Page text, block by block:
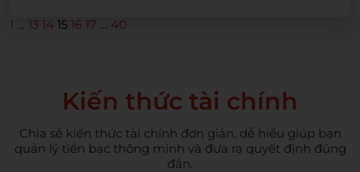
1 … 13 14 15 16 17 … 40
Kiến thức tài chính
Chia sẻ kiến thức tài chính đơn giản, dễ hiểu giúp bạn
quản lý tiền bạc thông minh và đưa ra quyết định đúng
đắn.